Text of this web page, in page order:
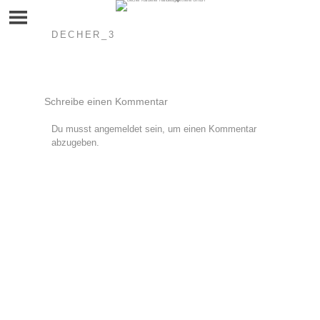
DECHER_3
Schreibe einen Kommentar
Du musst angemeldet sein, um einen Kommentar
abzugeben.